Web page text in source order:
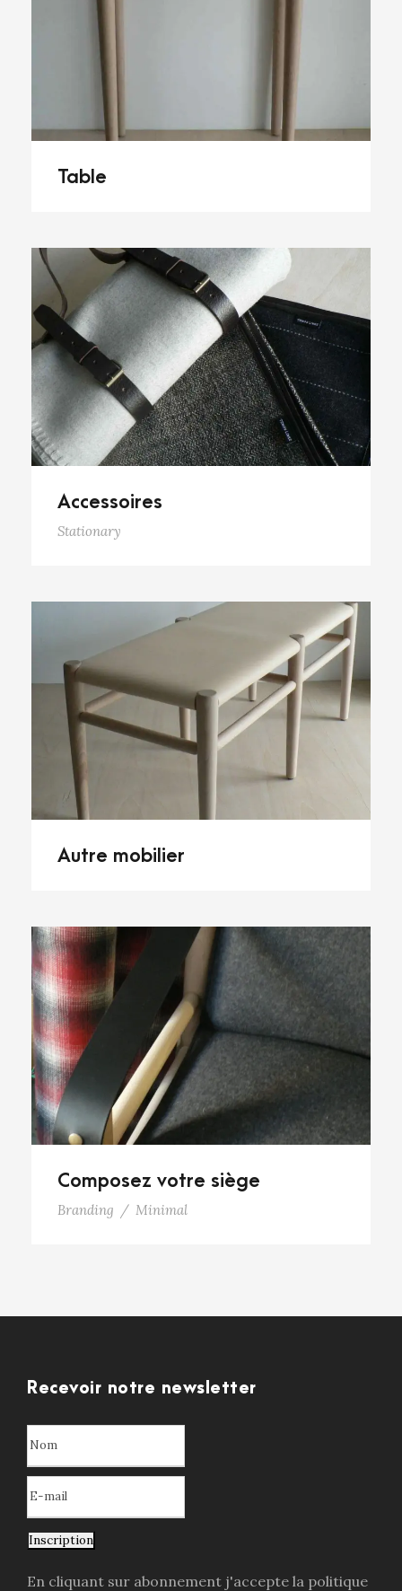
Table
Accessoires
Accessoires
Stationary
Autre mobilier
Autre mobilier
Composez votre siège
Composez votre siège
Branding / Minimal
Recevoir notre newsletter
Inscription
En cliquant sur abonnement j'accepte la politique